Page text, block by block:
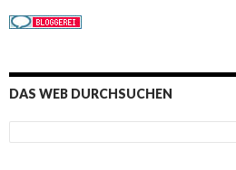
DAS WEB DURCHSUCHEN